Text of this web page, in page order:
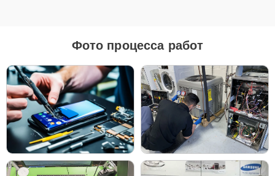
работы устройства рекомендуется использовать
оригинальные комплектующие, особенно если
оборудование активно используется.
Если планируется модернизация системы в
ближайшее время или требуется более
экономичный вариант ремонта, качественные
аналоги станут разумным выбором.
В любом случае, все используемые в ремонте запчасти проходят
строгий контроль качества, что гарантирует долговечность и
надежность оборудования после ремонта.
Фото процесса работ